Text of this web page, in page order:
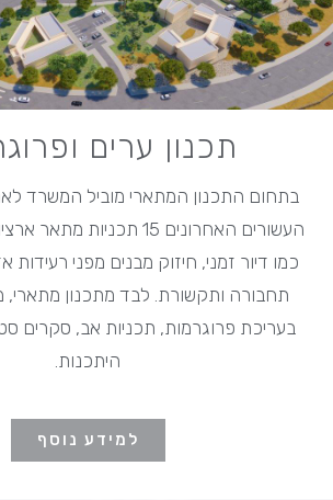
תכנון ערים
בתחום התכנון המתארי מוביל המשרד
העשורים האחרונים 15
כמו דיור זמני, חיזוק מבנים מפני
תחבורה ותקשורת. לבד מתכנון
בעריכת פרוגרמות, תכניות אב, סקרים
היתכנות.
למידע נוסף